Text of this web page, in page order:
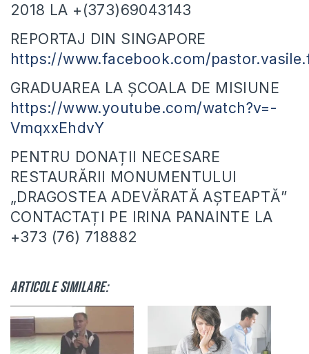
2018 LA +(373)69043143
REPORTAJ DIN SINGAPORE
https://www.facebook.com/
GRADUAREA LA ȘCOALA DE MISIUNE
https://www.youtube.com/watch?v=-
VmqxxEhdvY
PENTRU DONAȚII NECESARE
RESTAURĂRII MONUMENTULUI
„DRAGOSTEA ADEVĂRATĂ AȘTEAPTĂ”
CONTACTAȚI PE IRINA PANAINTE LA
+373 (76) 718882
Articole similare: